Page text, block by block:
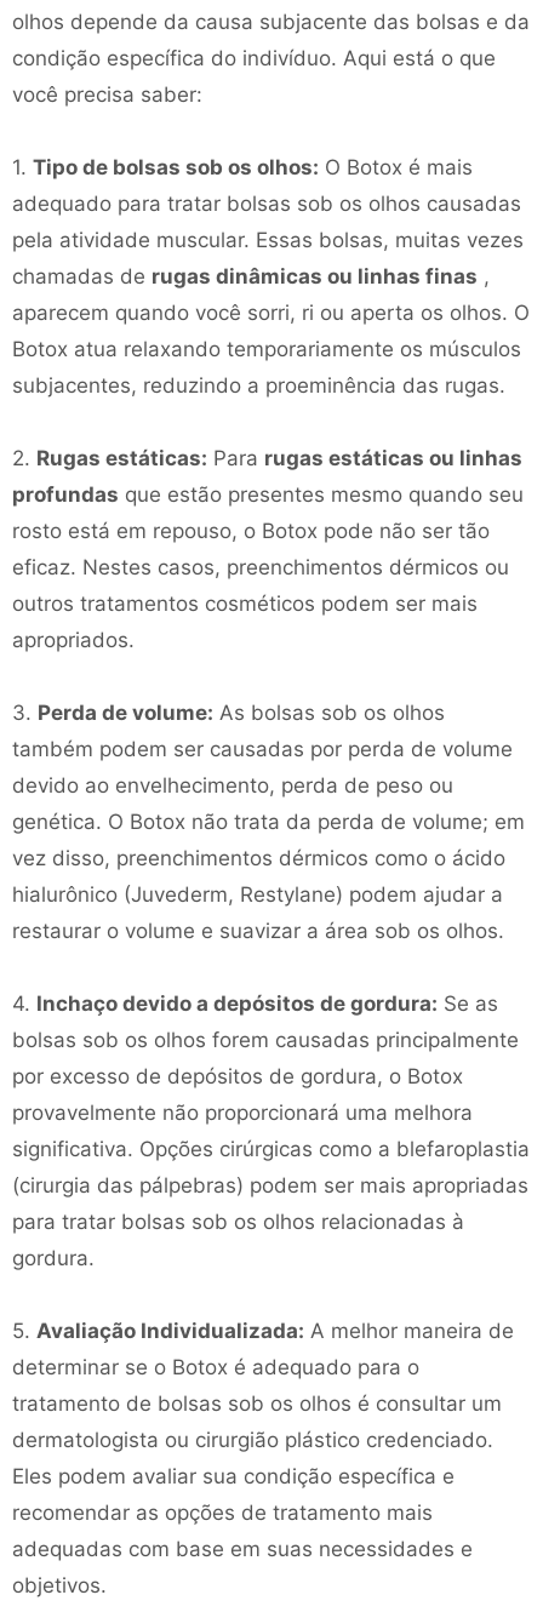
olhos depende da causa subjacente das bolsas e da
condição específica do indivíduo. Aqui está o que
você precisa saber:
1. Tipo de bolsas sob os olhos: O Botox é mais
adequado para tratar bolsas sob os olhos causadas
pela atividade muscular. Essas bolsas, muitas vezes
chamadas de rugas dinâmicas ou linhas finas ,
aparecem quando você sorri, ri ou aperta os olhos. O
Botox atua relaxando temporariamente os músculos
subjacentes, reduzindo a proeminência das rugas.
2. Rugas estáticas: Para rugas estáticas ou linhas
profundas que estão presentes mesmo quando seu
rosto está em repouso, o Botox pode não ser tão
eficaz. Nestes casos, preenchimentos dérmicos ou
outros tratamentos cosméticos podem ser mais
apropriados.
3. Perda de volume: As bolsas sob os olhos
também podem ser causadas por perda de volume
devido ao envelhecimento, perda de peso ou
genética. O Botox não trata da perda de volume; em
vez disso, preenchimentos dérmicos como o ácido
hialurônico (Juvederm, Restylane) podem ajudar a
restaurar o volume e suavizar a área sob os olhos.
4. Inchaço devido a depósitos de gordura: Se as
bolsas sob os olhos forem causadas principalmente
por excesso de depósitos de gordura, o Botox
provavelmente não proporcionará uma melhora
significativa. Opções cirúrgicas como a blefaroplastia
(cirurgia das pálpebras) podem ser mais apropriadas
para tratar bolsas sob os olhos relacionadas à
gordura.
5. Avaliação Individualizada: A melhor maneira de
determinar se o Botox é adequado para o
tratamento de bolsas sob os olhos é consultar um
dermatologista ou cirurgião plástico credenciado.
Eles podem avaliar sua condição específica e
recomendar as opções de tratamento mais
adequadas com base em suas necessidades e
objetivos.